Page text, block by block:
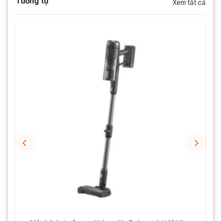
thể làm sạch nhiều bề mặt, từ sàn nhà, thảm, đến các
khó tiếp cận. Bạn không cần phải lo lắng về việc bỏ sót
bụi bẩn ở những góc khuất nữa.
Hệ thống lọc 5 tầng (HEPA)
Máy được trang bị hệ thống lọc 5 tầng, trong đó bộ lọc
HEPA giúp giữ lại đến 99.95% các hạt bụi siêu mịn có
kích thước chỉ 0.3 micron. Hệ thống này không chỉ giúp
làm sạch không khí mà còn bảo vệ sức khỏe của các
thành viên trong gia đình bằng cách loại bỏ các tác
nhân gây dị ứng như phấn hoa, vi khuẩn hay mạt bụi.
Xem tất cả